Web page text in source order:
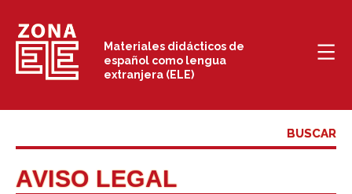
contenido
Materiales didácticos de
español como lengua
extranjera (ELE)
AVISO LEGAL